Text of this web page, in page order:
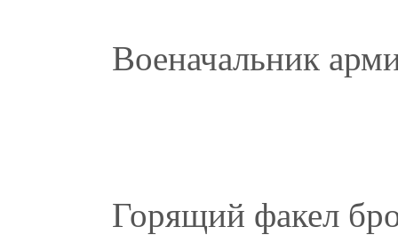
Военачальник
Горящий факел